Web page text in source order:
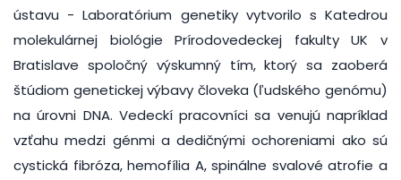
ústavu - Laboratórium genetiky vytvorilo s Katedrou
molekulárnej biológie Prírodovedeckej fakulty UK v
Bratislave spoločný výskumný tím, ktorý sa zaoberá
štúdiom genetickej výbavy človeka (ľudského genómu)
na úrovni DNA. Vedeckí pracovníci sa venujú napríklad
vzťahu medzi génmi a dedičnými ochoreniami ako sú
cystická fibróza, hemofília A, spinálne svalové atrofie a